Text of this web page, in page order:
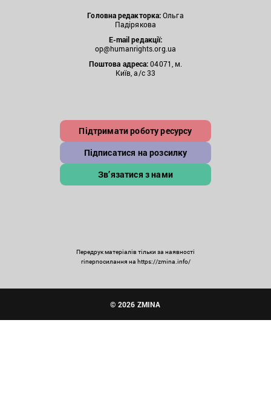
Головна редакторка:Ольга
Падірякова
E-mail редакції:
op@humanrights.org.ua
Поштова адреса:04071, м.
Київ, а/с 33
Підтримати роботу ресурсу
Підписатися на розсилку
Зв’язатися з нами
Передрук матеріалів тільки за наявності
гіперпосилання на https://zmina.info/
© 2026 ZMINA